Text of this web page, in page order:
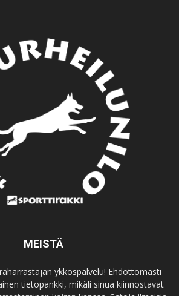
MEISTÄ
ykköspalvelu! Ehdottomasti
tietopankki, mikäli sinua kiinnostavat